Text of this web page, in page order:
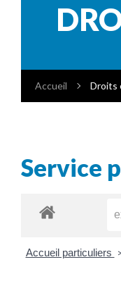
Accueil Droits
Service
Accueil particuliers >